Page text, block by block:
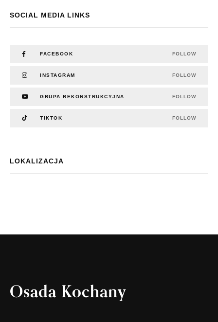
SOCIAL MEDIA LINKS
FACEBOOK FOLLOW
INSTAGRAM FOLLOW
GRUPA REKONSTRUKCYJNA FOLLOW
TIKTOK FOLLOW
LOKALIZACJA
Osada Kochany